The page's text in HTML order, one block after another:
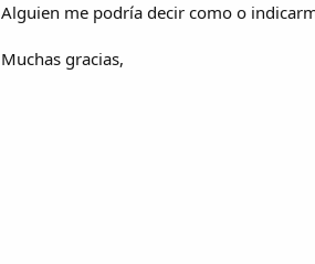
Alguien me podría decir como o
Muchas gracias,